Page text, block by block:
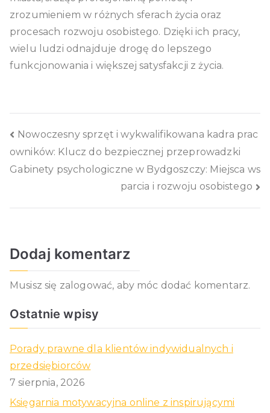
zrozumieniem w różnych sferach życia oraz
procesach rozwoju osobistego. Dzięki ich pracy,
wielu ludzi odnajduje drogę do lepszego
funkcjonowania i większej satysfakcji z życia.
Nawigacja
wpisu
Nowoczesny sprzęt i wykwalifikowana kadra prac
owników: Klucz do bezpiecznej przeprowadzki
Gabinety psychologiczne w Bydgoszczy: Miejsca ws
parcia i rozwoju osobistego
Dodaj komentarz
Musisz się zalogować, aby móc dodać komentarz.
Ostatnie wpisy
Porady prawne dla klientów indywidualnych i
przedsiębiorców
7 sierpnia, 2026
Księgarnia motywacyjna online z inspirującymi